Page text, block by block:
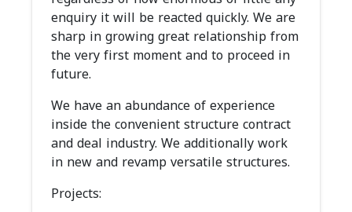
enquiry it will be reacted quickly. We are
sharp in growing great relationship from
the very first moment and to proceed in
future.
We have an abundance of experience
inside the convenient structure contract
and deal industry. We additionally work
in new and revamp versatile structures.
Projects: